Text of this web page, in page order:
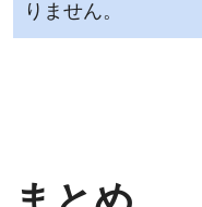
りません。